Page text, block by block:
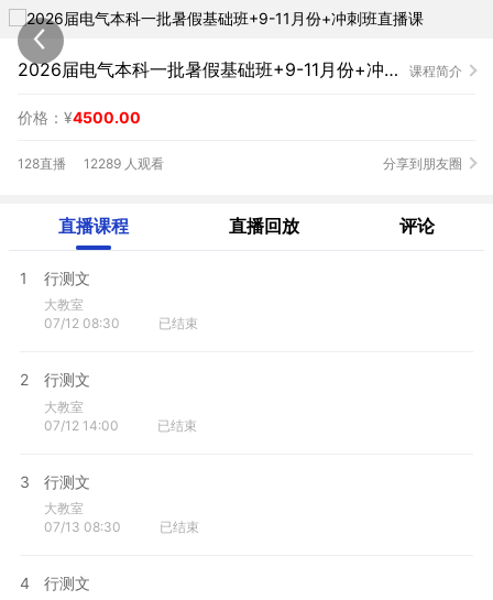
2026届电气本科一批暑假基础班+9-11月份+冲刺班直播课
课程简介
价格：¥4500.00
128直播 12289 人观看 分享到朋友圈
直播课程 直播回放 评论
1 行测文
大教室
07/12 08:30
已结束
2 行测文
大教室
07/12 14:00
已结束
3 行测文
大教室
07/13 08:30
已结束
4 行测文